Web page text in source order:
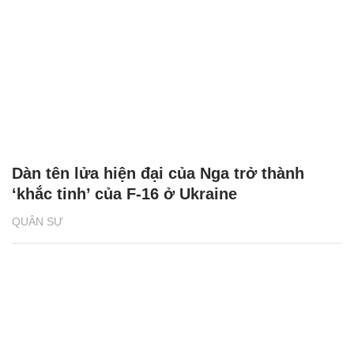
QUÂN SỰ
Dàn tên lửa hiện đại của Nga trở thành
‘khắc tinh’ của F-16 ở Ukraine